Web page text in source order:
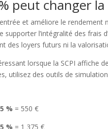
peut changer
et améliore le
l’intégralité des frais
des loyers futurs ni la
lorsque la SCPI affiche
utilisez des outils de
% = 550 €
% = 1 375 €